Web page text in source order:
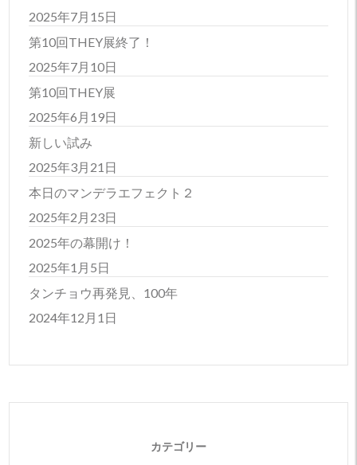
2025年7月15日
第10回THEY展終了！
2025年7月10日
第10回THEY展
2025年6月19日
新しい試み
2025年3月21日
本日のマンデラエフェクト２
2025年2月23日
2025年の幕開け！
2025年1月5日
タンチョウ再発見、100年
2024年12月1日
カテゴリー